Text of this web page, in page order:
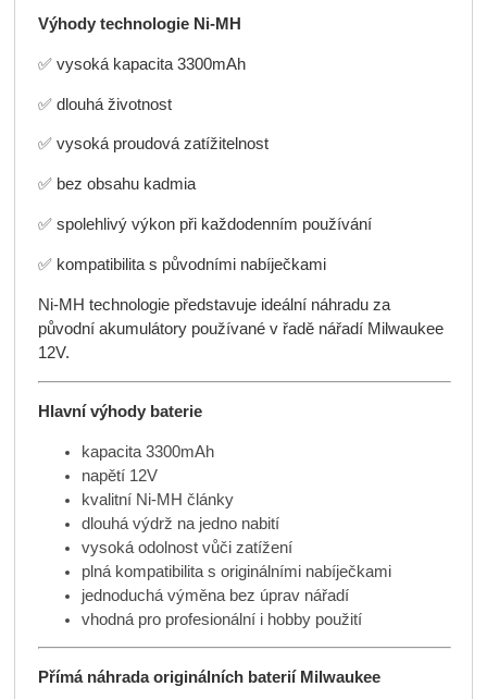
Výhody technologie Ni-MH
✅ vysoká kapacita 3300mAh
✅ dlouhá životnost
✅ vysoká proudová zatížitelnost
✅ bez obsahu kadmia
✅ spolehlivý výkon při každodenním používání
✅ kompatibilita s původními nabíječkami
Ni-MH technologie představuje ideální náhradu za
původní akumulátory používané v řadě nářadí Milwaukee
12V.
Hlavní výhody baterie
kapacita 3300mAh
napětí 12V
kvalitní Ni-MH články
dlouhá výdrž na jedno nabití
vysoká odolnost vůči zatížení
plná kompatibilita s originálními nabíječkami
jednoduchá výměna bez úprav nářadí
vhodná pro profesionální i hobby použití
Přímá náhrada originálních baterií Milwaukee